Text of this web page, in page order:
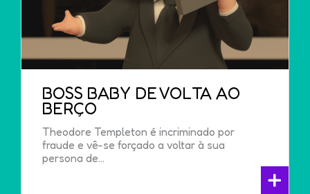
BOSS BABY DE VOLTA AO
BERÇO
Theodore Templeton é incriminado por
fraude e vê-se forçado a voltar à sua
persona de...
+